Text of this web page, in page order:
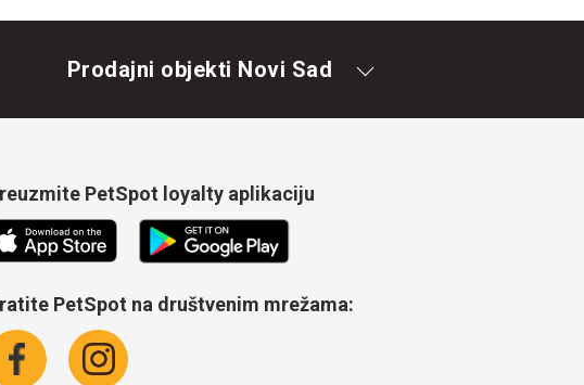
Prodajni objekti Novi Sad
PetSpot loyalty aplikaciju
PetSpot na društvenim mrežama: